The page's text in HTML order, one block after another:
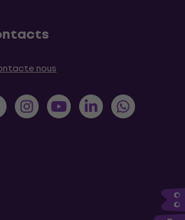
nous